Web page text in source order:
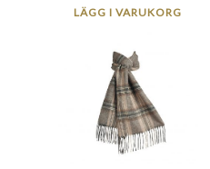
LÄGG I VARUKORG
476.00